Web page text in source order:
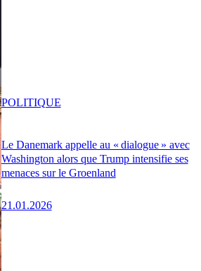
Le Danemark appelle au « dialogue » avec
Washington alors que Trump intensifie ses
menaces sur le Groenland
21.01.2026
POLITIQUE